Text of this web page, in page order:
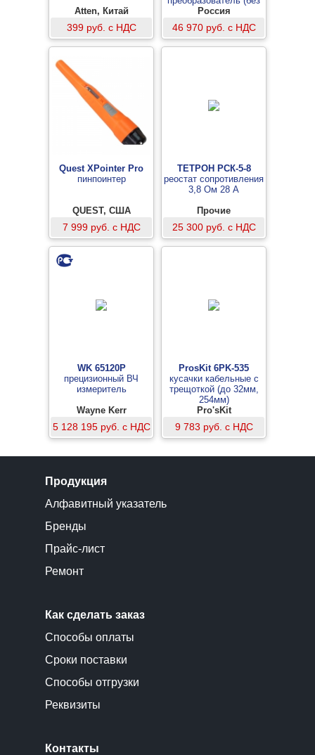
Atten, Китай
399 руб. с НДС
камер), с подогревом
сенсора, давление 400
атм
Россия
46 970 руб. с НДС
Quest XPointer Pro
пинпоинтер
QUEST, США
7 999 руб. с НДС
ТЕТРОН РСК-5-8
реостат сопротивления
3,8 Ом 28 А
Прочие
25 300 руб. с НДС
WK 65120P
прецизионный ВЧ
измеритель
Wayne Kerr
Electronics,
Великобритания
5 128 195 руб. с НДС
ProsKit 6PK-535
кусачки кабельные с
трещоткой (до 32мм,
254мм)
Pro'sKit
9 783 руб. с НДС
Продукция
Алфавитный указатель
Бренды
Прайс-лист
Ремонт
Как сделать заказ
Способы оплаты
Сроки поставки
Способы отгрузки
Реквизиты
Контакты